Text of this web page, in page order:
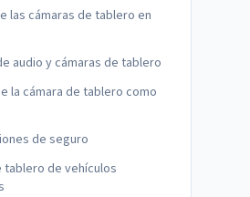
las cámaras de tablero en
audio y cámaras de tablero
la cámara de tablero como
de seguro
tablero de vehículos